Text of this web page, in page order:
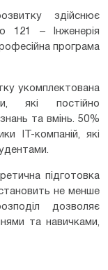
здійснює
121 – Інженерія
програма
укомплектована
які постійно
та вмінь. 50%
ІТ-компаній, які
підготовка
не менше
дозволяє
та навичками,